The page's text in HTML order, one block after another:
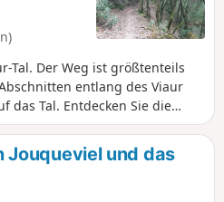
Tal. Der Weg ist größtenteils
entlang des Viaur
das Tal. Entdecken Sie die
Dichter und
haben. Am besten im
Weg entlang des Viaur bei
Jouqueviel und das